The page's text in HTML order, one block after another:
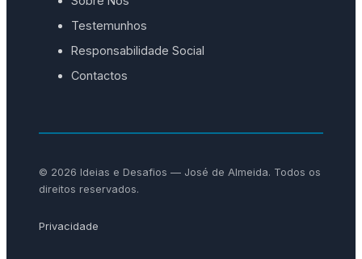
Testemunhos
Responsabilidade Social
Contactos
© 2026 Ideias e Desafios — José de Almeida. Todos os
direitos reservados.
Privacidade